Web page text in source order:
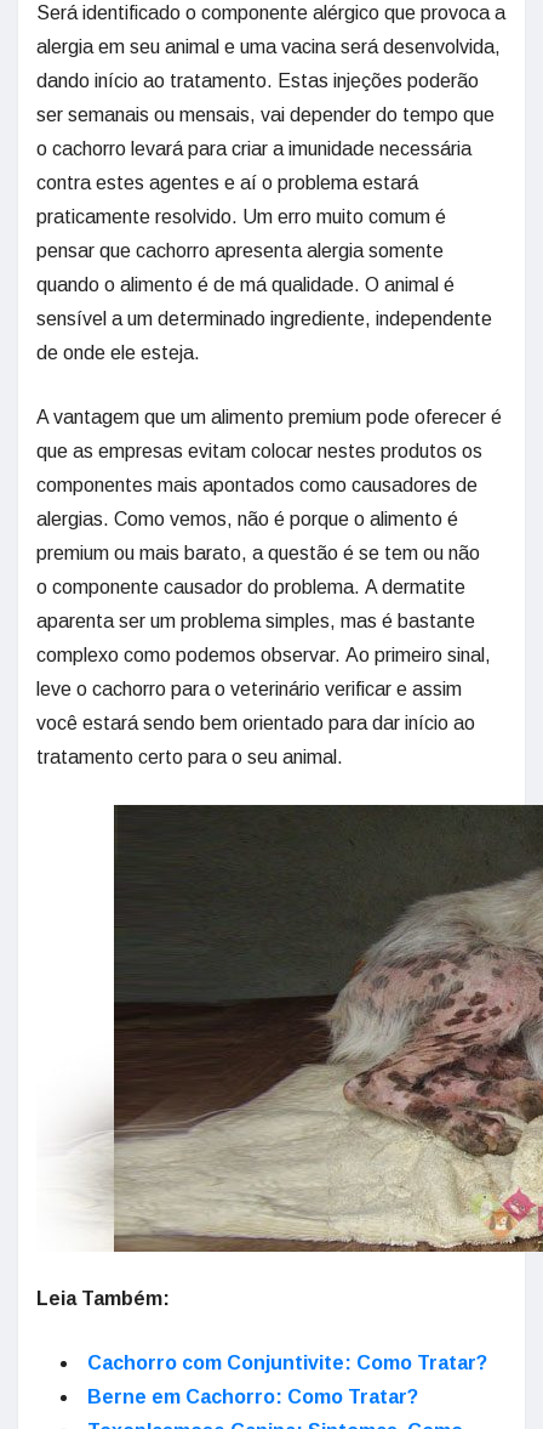
Será identificado o componente alérgico que provoca a
alergia em seu animal e uma vacina será desenvolvida,
dando início ao tratamento. Estas injeções poderão
ser semanais ou mensais, vai depender do tempo que
o cachorro levará para criar a imunidade necessária
contra estes agentes e aí o problema estará
praticamente resolvido. Um erro muito comum é
pensar que cachorro apresenta alergia somente
quando o alimento é de má qualidade. O animal é
sensível a um determinado ingrediente, independente
de onde ele esteja.
A vantagem que um alimento premium pode oferecer é
que as empresas evitam colocar nestes produtos os
componentes mais apontados como causadores de
alergias. Como vemos, não é porque o alimento é
premium ou mais barato, a questão é se tem ou não
o componente causador do problema. A dermatite
aparenta ser um problema simples, mas é bastante
complexo como podemos observar. Ao primeiro sinal,
leve o cachorro para o veterinário verificar e assim
você estará sendo bem orientado para dar início ao
tratamento certo para o seu animal.
Leia Também:
Cachorro com Conjuntivite: Como Tratar?
Berne em Cachorro: Como Tratar?